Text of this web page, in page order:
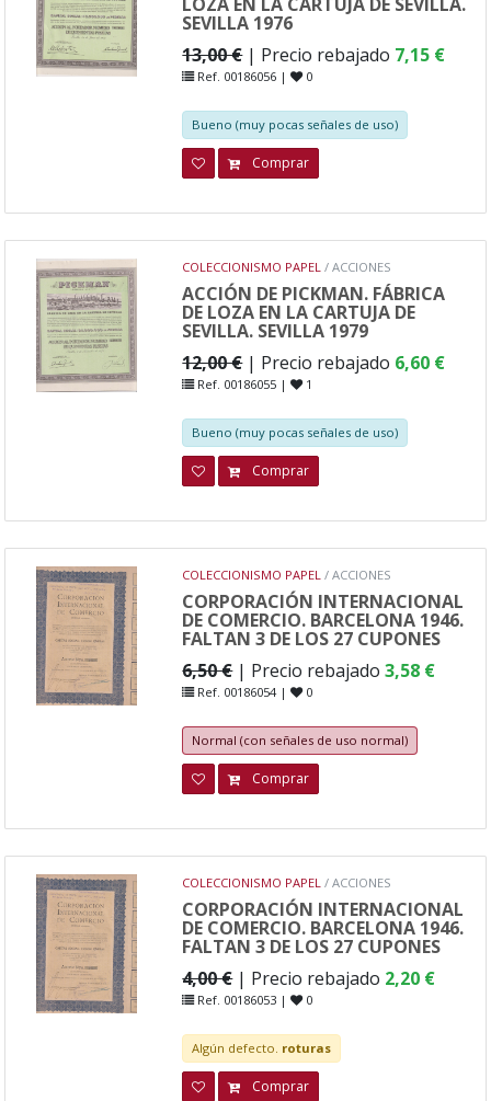
SEVILLA 1976
13,00 € | Precio rebajado 7,15 €
Ref. 00186056 | 0
Bueno (muy pocas señales de uso)
Comprar
COLECCIONISMO PAPEL / ACCIONES
ACCIÓN DE PICKMAN. FÁBRICA
DE LOZA EN LA CARTUJA DE
SEVILLA. SEVILLA 1979
12,00 € | Precio rebajado 6,60 €
Ref. 00186055 | 1
Bueno (muy pocas señales de uso)
Comprar
COLECCIONISMO PAPEL / ACCIONES
CORPORACIÓN INTERNACIONAL
DE COMERCIO. BARCELONA 1946.
FALTAN 3 DE LOS 27 CUPONES
6,50 € | Precio rebajado3,58 €
Ref. 00186054 | 0
Normal (con señales de uso normal)
Comprar
COLECCIONISMO PAPEL / ACCIONES
CORPORACIÓN INTERNACIONAL
DE COMERCIO. BARCELONA 1946.
FALTAN 3 DE LOS 27 CUPONES
4,00 € | Precio rebajado 2,20 €
Ref. 00186053 | 0
Algún defecto. roturas
Comprar